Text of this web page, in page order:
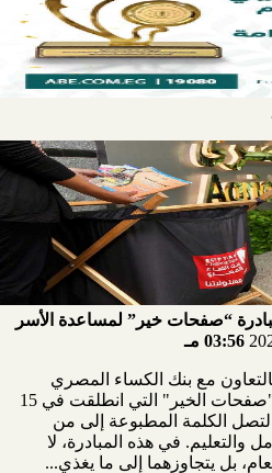
“صفحات خير” لمساعدة الأسر
03:56 مـ
مع بنك الكساء المصري
وبرعاية البنك المركزي،مبادرة "صفحات الخير" التي انطلقت في 15
لتصل الكلمة المطبوعة إلى من
والتعليم. في هذه المبادرة، لا
بل يتجاوزهما إلى ما يغذي...